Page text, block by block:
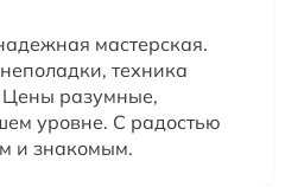
мастерская.
техника
Цены разумные,
уровне. С радостью
и знакомым.